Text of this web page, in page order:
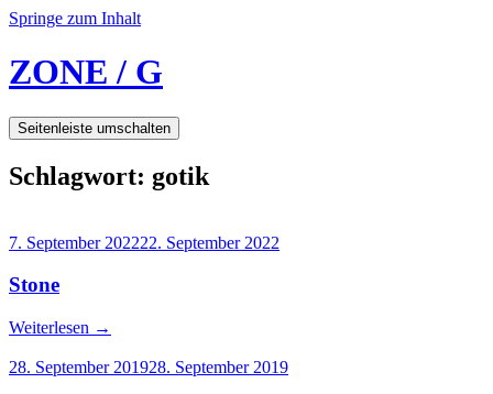
Springe zum Inhalt
ZONE / G
Seitenleiste umschalten
Schlagwort: gotik
7. September 202222. September 2022
Stone
Weiterlesen →
28. September 201928. September 2019